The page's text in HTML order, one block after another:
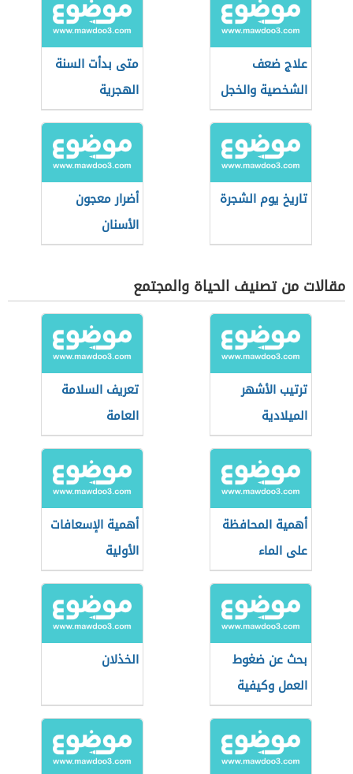
علاج ضعف
الشخصية والخجل
متى بدأت السنة
الهجرية
تاريخ يوم الشجرة
أضرار معجون
الأسنان
مقالات من تصنيف الحياة والمجتمع
ترتيب الأشهر
الميلادية
تعريف السلامة
العامة
أهمية المحافظة
على الماء
أهمية الإسعافات
الأولية
بحث عن ضغوط
العمل وكيفية
التعامل معها
الخذلان